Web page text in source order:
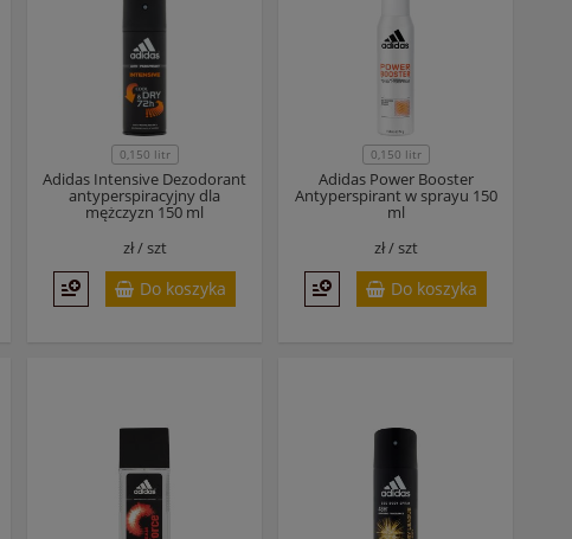
0,150 litr
Adidas Intensive Dezodorant
antyperspiracyjny dla
mężczyzn 150 ml
zł /szt
Do koszyka
0,150 litr
Adidas Power Booster
Antyperspirant w sprayu 150
ml
zł /szt
Do koszyka